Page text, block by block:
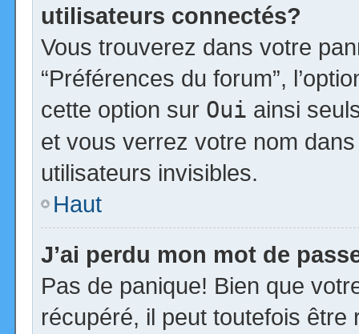
utilisateurs connectés?
Vous trouverez dans votre
“Préférences du forum”,
cette option sur Oui ainsi
et vous verrez votre nom
utilisateurs invisibles.
Haut
J’ai perdu mon mot de
Pas de panique! Bien que
récupéré, il peut toutefois